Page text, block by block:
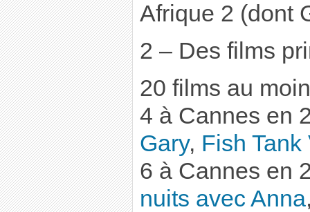
Afrique 2 (dont
2 – Des films
20 films au
4 à Cannes en
Gary, Fish Tank
6 à Cannes en
nuits avec Anna